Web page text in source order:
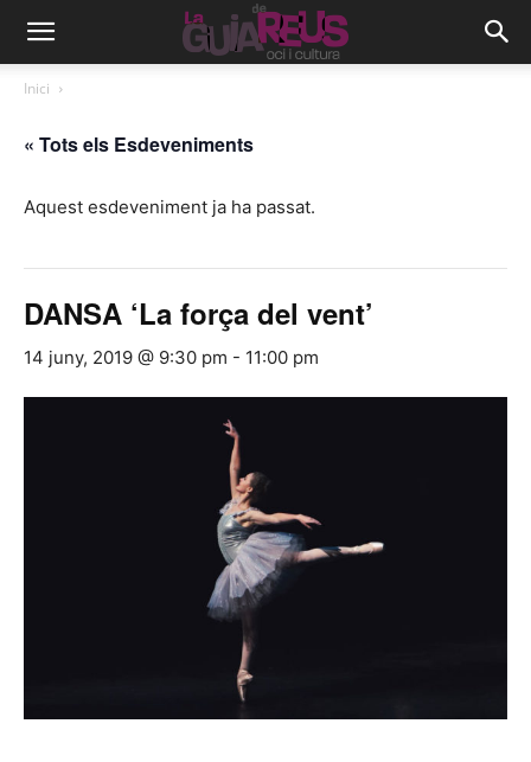
Inici
« Tots els Esdeveniments
Aquest esdeveniment ja ha passat.
DANSA ‘La força del vent’
14 juny, 2019 @ 9:30 pm - 11:00 pm